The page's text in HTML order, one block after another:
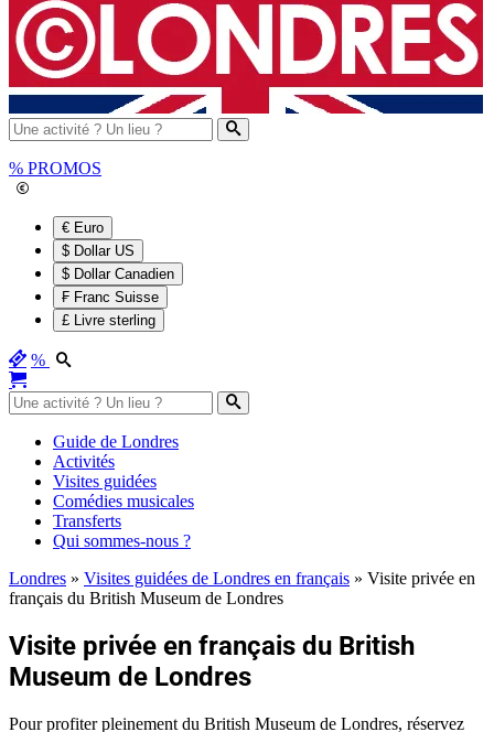
% PROMOS
€ Euro
$ Dollar US
$ Dollar Canadien
₣ Franc Suisse
£ Livre sterling
%
Guide de Londres
Activités
Visites guidées
Comédies musicales
Transferts
Qui sommes-nous ?
Londres » Visites guidées de Londres en français » Visite privée en
français du British Museum de Londres
Visite privée en français du British
Museum de Londres
Pour profiter pleinement du British Museum de Londres, réservez